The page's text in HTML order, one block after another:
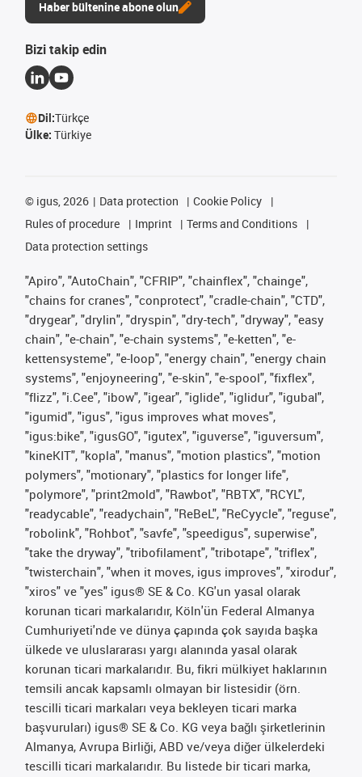
Haber bültenine abone olun
Bizi takip edin
Dil:Türkçe
Ülke: Türkiye
© igus, 2026 Data protection
Cookie Policy
Rules of procedure
Imprint
Terms and Conditions
Data protection settings
"Apiro", "AutoChain", "CFRIP", "chainflex", "chainge",
"chains for cranes", "conprotect", "cradle-chain", "CTD",
"drygear", "drylin", "dryspin", "dry-tech", "dryway", "easy
chain", "e-chain", "e-chain systems", "e-ketten", "e-
kettensysteme", "e-loop", "energy chain", "energy chain
systems", "enjoyneering", "e-skin", "e-spool", "fixflex",
"flizz", "i.Cee", "ibow", "igear", "iglide", "iglidur", "igubal",
"igumid", "igus", "igus improves what moves",
"igus:bike", "igusGO", "igutex", "iguverse", "iguversum",
"kineKIT", "kopla", "manus", "motion plastics", "motion
polymers", "motionary", "plastics for longer life",
"polymore", "print2mold", "Rawbot", "RBTX", "RCYL",
"readycable", "readychain", "ReBeL", "ReCyycle", "reguse",
"robolink", "Rohbot", "savfe", "speedigus", superwise",
"take the dryway", "tribofilament", "tribotape", "triflex",
"twisterchain", "when it moves, igus improves", "xirodur",
"xiros" ve "yes" igus® SE & Co. KG'un yasal olarak
korunan ticari markalarıdır, Köln'ün Federal Almanya
Cumhuriyeti'nde ve dünya çapında çok sayıda başka
ülkede ve uluslararası yargı alanında yasal olarak
korunan ticari markalarıdır. Bu, fikri mülkiyet haklarının
temsili ancak kapsamlı olmayan bir listesidir (örn.
tescilli ticari markaları veya bekleyen ticari marka
başvuruları) igus® SE & Co. KG veya bağlı şirketlerinin
Almanya, Avrupa Birliği, ABD ve/veya diğer ülkelerdeki
tescilli ticari markalarıdır. Bu listede bir ticari marka,